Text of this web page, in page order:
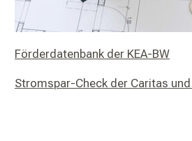
Förderdatenbank der KEA-BW
Stromspar-Check der Caritas und